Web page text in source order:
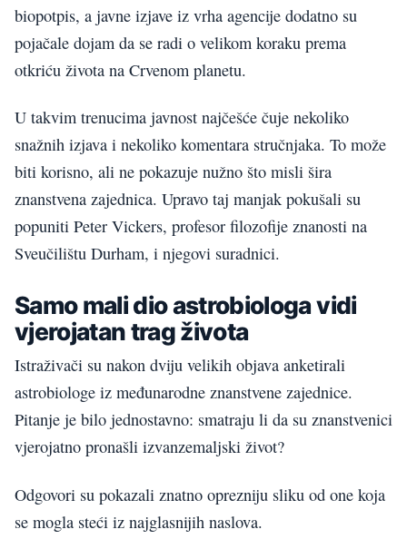
biopotpis, a javne izjave iz vrha agencije dodatno su
pojačale dojam da se radi o velikom koraku prema
otkriću života na Crvenom planetu.
U takvim trenucima javnost najčešće čuje nekoliko
snažnih izjava i nekoliko komentara stručnjaka. To može
biti korisno, ali ne pokazuje nužno što misli šira
znanstvena zajednica. Upravo taj manjak pokušali su
popuniti Peter Vickers, profesor filozofije znanosti na
Sveučilištu Durham, i njegovi suradnici.
Samo mali dio astrobiologa vidi
vjerojatan trag života
Istraživači su nakon dviju velikih objava anketirali
astrobiologe iz međunarodne znanstvene zajednice.
Pitanje je bilo jednostavno: smatraju li da su znanstvenici
vjerojatno pronašli izvanzemaljski život?
Odgovori su pokazali znatno oprezniju sliku od one koja
se mogla steći iz najglasnijih naslova.